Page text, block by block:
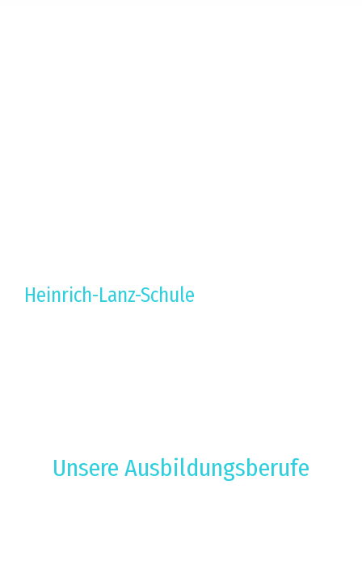
Heinrich-Lanz-Schule
Unsere Ausbildungsberufe